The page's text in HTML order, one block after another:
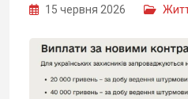
15 червня 2026